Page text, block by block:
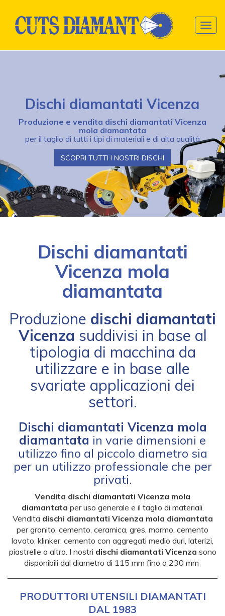
Dischi diamantati Vicenza
Produzione e vendita dischi diamantati Vicenza
mola diamantata
per il taglio di tutti i tipi di materiali e di alta qualità
SCOPRI TUTTI I NOSTRI DISCHI
Dischi diamantati
Vicenza mola
diamantata
Produzione dischi diamantati
Vicenza suddivisi in base al
tipologia di macchina da
utilizzare e in base alle
svariate applicazioni dei
settori.
Dischi diamantati Vicenza mola
diamantata in varie dimensioni e
utilizzo fino al piccolo diametro sia
per un utilizzo professionale che per
privati.
Vendita dischi diamantati Vicenza mola
diamantata per uso generale e il taglio di materiali.
Vendita dischi diamantati Vicenza mola diamantata
per granito, cemento, ceramica, gres, marmo, cemento
lavato, klinker, cemento con aggregati medio duri, laterizi,
piastrelle o altro. I nostri dischi diamantati Vicenza sono
disponibili dal diametro di 115 mm fino a 230 mm
PRODUTTORI UTENSILI DIAMANTATI
DAL 1983